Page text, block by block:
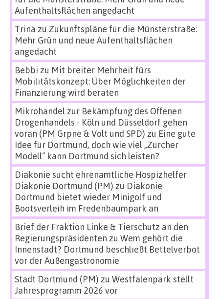
Aufenthaltsflächen angedacht
Trina zu Zukunftspläne für die Münsterstraße:
Mehr Grün und neue Aufenthaltsflächen
angedacht
Bebbi zu Mit breiter Mehrheit fürs
Mobilitätskonzept: Über Möglichkeiten der
Finanzierung wird beraten
Mikrohandel zur Bekämpfung des Offenen
Drogenhandels - Köln und Düsseldorf gehen
voran (PM Grpne & Volt und SPD) zu Eine gute
Idee für Dortmund, doch wie viel „Zürcher
Modell“ kann Dortmund sich leisten?
Diakonie sucht ehrenamtliche Hospizhelfer
Diakonie Dortmund (PM) zu Diakonie
Dortmund bietet wieder Minigolf und
Bootsverleih im Fredenbaumpark an
Brief der Fraktion Linke & Tierschutz an den
Regierungspräsidenten zu Wem gehört die
Innenstadt? Dortmund beschließt Bettelverbot
vor der Außengastronomie
Stadt Dortmund (PM) zu Westfalenpark stellt
Jahresprogramm 2026 vor